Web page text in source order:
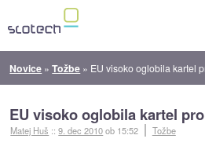
Novice »Tožbe » EU visoko oglobila kartel
EU visoko oglobila kartel
Matej Huš ::9. dec 2010ob 15:52 Tožbe